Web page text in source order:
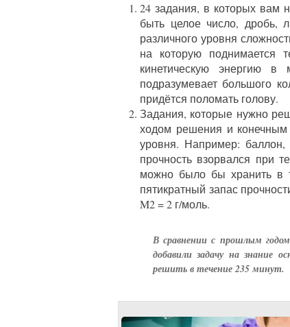
24 задания, в которых вам
быть целое число, дробь,
различного уровня
на которую поднимается
кинетическую энергию
подразумевает большого
придётся поломать голову.
Задания, которые нужно
ходом решения и конечным
уровня. Например:
прочность взорвался при
можно было бы хранить в
пятикратный запас
M2 = 2 г/моль.
В сравнении с прошлым годом
добавили задачу на знание
решить в течение 235 минут.